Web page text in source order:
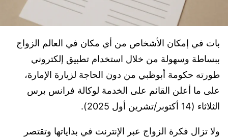
بات في إمكان الأشخاص من أي مكان في العالم الزواج
ببساطة وسهولة من خلال استخدام تطبيق إلكتروني
طورته حكومة أبوظبي من دون الحاجة لزيارة الإمارة،
على ما أعلن القائم على الخدمة لوكالة فرانس برس
الثلاثاء (14 أكتوبر/تشرين أول 2025).
ولا تزال فكرة الزواج عبر الإنترنت في بداياتها وتقتصر